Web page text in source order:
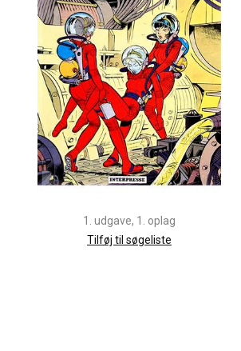
1. udgave, 1. oplag
Tilføj til søgeliste